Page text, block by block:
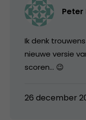
Peter
Ik denk
nieuwe versie
scoren… 😉
26 december